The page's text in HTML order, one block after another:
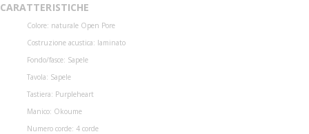
CARATTERISTICHE
Colore: naturale Open Pore
Costruzione acustica: laminato
Fondo/fasce: Sapele
Tavola: Sapele
Tastiera: Purpleheart
Manico: Okoume
Numero corde: 4 corde